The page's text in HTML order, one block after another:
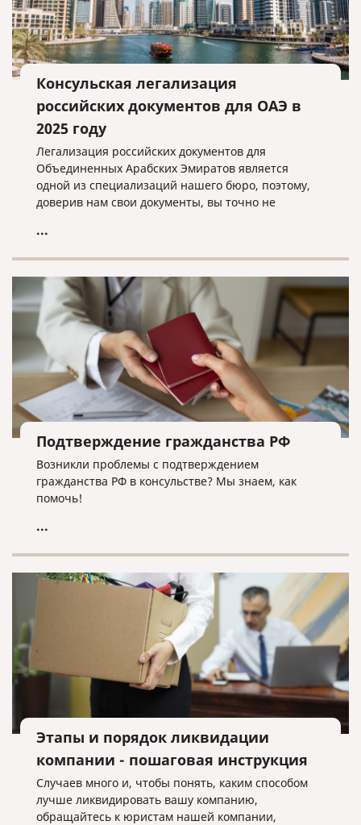
Консульская легализация
российских документов для ОАЭ в
2025 году
Легализация российских документов для
Объединенных Арабских Эмиратов является
одной из специализаций нашего бюро, поэтому,
доверив нам свои документы, вы точно не
...
Подтверждение гражданства РФ
Возникли проблемы с подтверждением
гражданства РФ в консульстве? Мы знаем, как
помочь!
...
Этапы и порядок ликвидации
компании - пошаговая инструкция
Случаев много и, чтобы понять, каким способом
лучше ликвидировать вашу компанию,
обращайтесь к юристам нашей компании,